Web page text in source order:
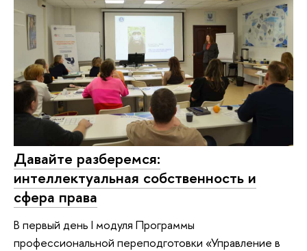
Давайте разберемся:
интеллектуальная собственность и
сфера права
В первый день I модуля Программы
профессиональной переподготовки «Управление в